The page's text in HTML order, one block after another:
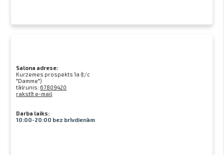
Salona adrese:
Kurzemes prospekts 1a (t/c
"Damme")
tālrunis: 67809420
rakstīt e-mail
Darba laiks:
10:00-20:00 bez brīvdienām